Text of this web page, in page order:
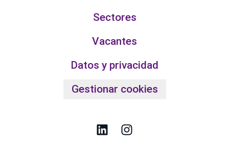
Sectores
Vacantes
Datos y privacidad
Gestionar cookies